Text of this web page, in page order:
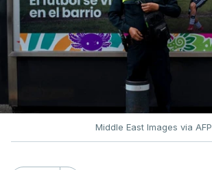
Middle East Images via AFP